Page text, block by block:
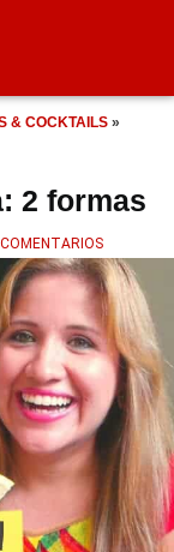
& COCKTAILS »
2 formas